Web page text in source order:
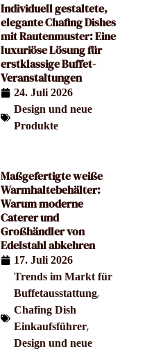
Individuell gestaltete,
elegante Chafing Dishes
mit Rautenmuster: Eine
luxuriöse Lösung für
erstklassige Buffet-
Veranstaltungen
24. Juli 2026
Design und neue
Produkte
Maßgefertigte weiße
Warmhaltebehälter:
Warum moderne
Caterer und
Großhändler von
Edelstahl abkehren
17. Juli 2026
Trends im Markt für
Buffetausstattung,
Chafing Dish
Einkaufsführer,
Design und neue